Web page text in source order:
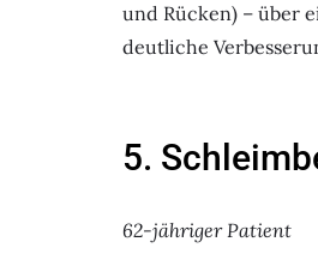
und Rücken) – über
deutliche
5.
62-jähriger Patient